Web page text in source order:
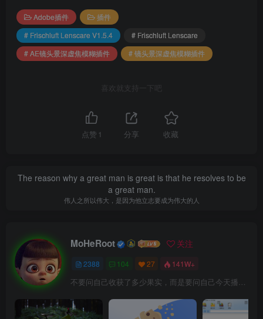
Adobe插件
插件
# Frischluft Lenscare V1.5.4
# Frischluft Lenscare
# AE镜头景深虚焦模糊插件
# 镜头景深虚焦模糊插件
喜欢就支持一下吧
点赞 1 分享 收藏
The reason why a great man is great is that he resolves to be
a great man.
伟人之所以伟大，是因为他立志要成为伟大的人
MoHeRoot 关注
2388 104 27 141W+
不要问自己收获了多少果实，而是要问自己今天播种了多少种子